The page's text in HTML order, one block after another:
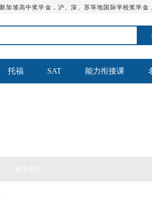
坡高中奖学金，沪、深、苏等地国际学校奖学
托福 SAT 能力衔接课